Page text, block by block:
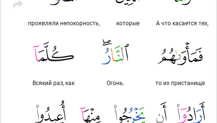
А что касается тех,
которые
проявляли непокорность,
то их пристанище
Огонь.
Всякий раз, как